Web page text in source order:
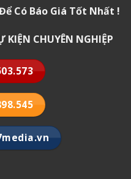
Có Báo Giá Tốt Nhất !
KIỆN CHUYÊN NGHIỆP